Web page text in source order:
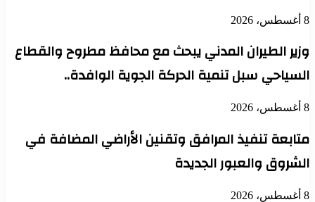
8 أغسطس، 2026
وزير الطيران المدني يبحث مع محافظ مطروح والقطاع
السياحي سبل تنمية الحركة الجوية الوافدة..
8 أغسطس، 2026
متابعة تنفيذ المرافق وتقنين الأراضي المضافة في
الشروق والعبور الجديدة
8 أغسطس، 2026